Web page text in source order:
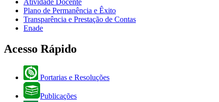
Atividade Docente
Plano de Permanência e Êxito
Transparência e Prestação de Contas
Enade
Acesso Rápido
Portarias e Resoluções
Publicações